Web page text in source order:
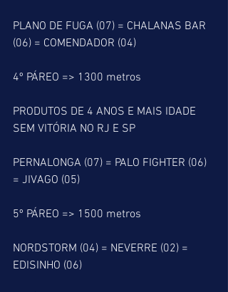
PLANO DE FUGA (07) = CHALANAS BAR
(06) = COMENDADOR (04)
4º PÁREO => 1300 metros
PRODUTOS DE 4 ANOS E MAIS IDADE
SEM VITÓRIA NO RJ E SP
PERNALONGA (07) = PALO FIGHTER (06)
= JIVAGO (05)
5º PÁREO => 1500 metros
NORDSTORM (04) = NEVERRE (02) =
EDISINHO (06)